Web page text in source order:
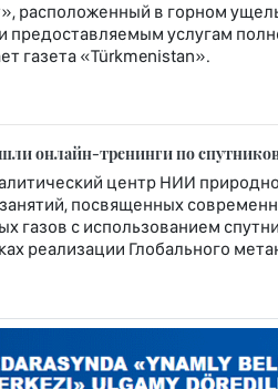
расположенный в горном
предоставляемым услугам
газета «Türkmenistan».
онлайн-тренинги по
центр НИИ
посвященных
газов с использованием
реализации Глобального